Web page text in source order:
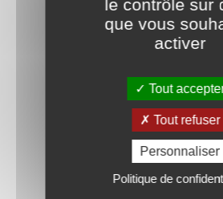
le contrôle sur
que vous
activer
Tout
Tout refuser
Personnaliser
Politique de